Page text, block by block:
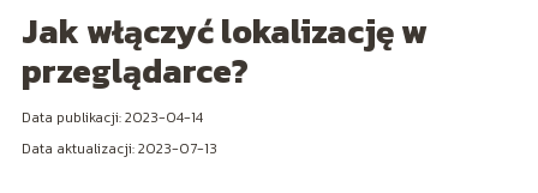
Jak włączyć lokalizację w
przeglądarce?
Data publikacji: 2023-04-14
Data aktualizacji: 2023-07-13